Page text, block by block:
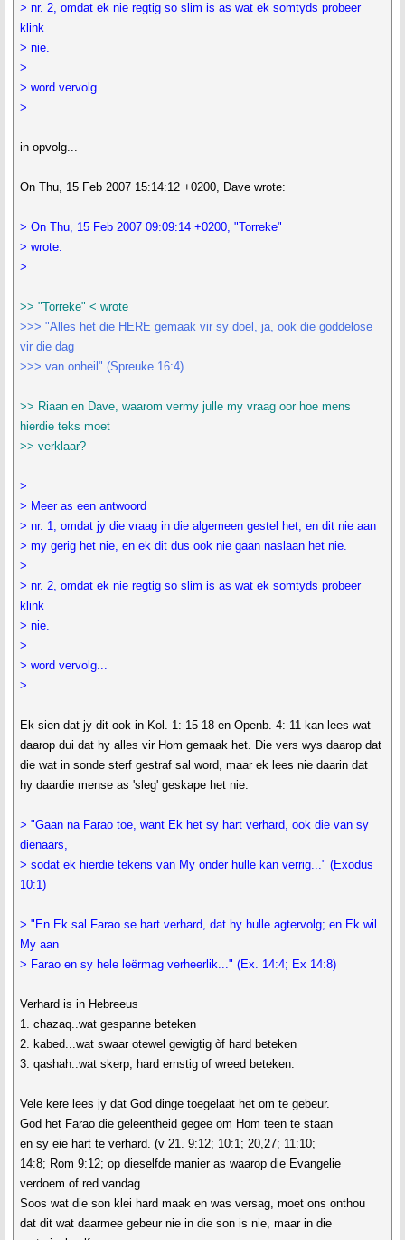
> nr. 2, omdat ek nie regtig so slim is as wat ek somtyds probeer
klink
> nie.
>
> word vervolg...
>
in opvolg...
On Thu, 15 Feb 2007 15:14:12 +0200, Dave wrote:
> On Thu, 15 Feb 2007 09:09:14 +0200, "Torreke"
> wrote:
>
>> "Torreke" < wrote
>>> "Alles het die HERE gemaak vir sy doel, ja, ook die goddelose
vir die dag
>>> van onheil" (Spreuke 16:4)
>> Riaan en Dave, waarom vermy julle my vraag oor hoe mens
hierdie teks moet
>> verklaar?
>
> Meer as een antwoord
> nr. 1, omdat jy die vraag in die algemeen gestel het, en dit nie aan
> my gerig het nie, en ek dit dus ook nie gaan naslaan het nie.
>
> nr. 2, omdat ek nie regtig so slim is as wat ek somtyds probeer
klink
> nie.
>
> word vervolg...
>
Ek sien dat jy dit ook in Kol. 1: 15-18 en Openb. 4: 11 kan lees wat
daarop dui dat hy alles vir Hom gemaak het. Die vers wys daarop dat
die wat in sonde sterf gestraf sal word, maar ek lees nie daarin dat
hy daardie mense as 'sleg' geskape het nie.
> "Gaan na Farao toe, want Ek het sy hart verhard, ook die van sy
dienaars,
> sodat ek hierdie tekens van My onder hulle kan verrig..." (Exodus
10:1)
> "En Ek sal Farao se hart verhard, dat hy hulle agtervolg; en Ek wil
My aan
> Farao en sy hele leërmag verheerlik..." (Ex. 14:4; Ex 14:8)
Verhard is in Hebreeus
1. chazaq..wat gespanne beteken
2. kabed...wat swaar otewel gewigtig òf hard beteken
3. qashah..wat skerp, hard ernstig of wreed beteken.
Vele kere lees jy dat God dinge toegelaat het om te gebeur.
God het Farao die geleentheid gegee om Hom teen te staan
en sy eie hart te verhard. (v 21. 9:12; 10:1; 20,27; 11:10;
14:8; Rom 9:12; op dieselfde manier as waarop die Evangelie
verdoem of red vandag.
Soos wat die son klei hard maak en was versag, moet ons onthou
dat dit wat daarmee gebeur nie in die son is nie, maar in die